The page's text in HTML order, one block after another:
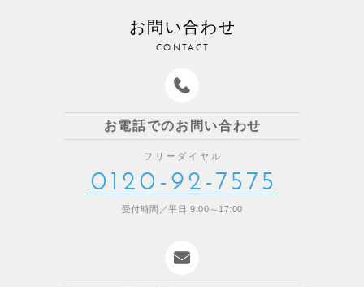
お問い合わせ
CONTACT
お電話でのお問い合わせ
フリーダイヤル
0120-92-7575
受付時間／平日 9:00～17:00